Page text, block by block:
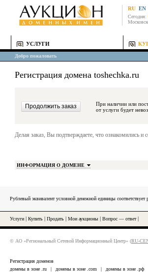
RU EN
Сегодня:
УСЛУГИ
Добро пожаловать
Регистрация домена toshechka.ru
При наличии или
от услуги будет
Делая заказ, Вы подтверждаете, что ознакомились и
ИНФОРМАЦИЯ О ДОМЕНЕ
Рублевый эквивалент условной денежной единицы
Услуги Купить Продать Мои аукционы Вопрос — ответ|
© АО «Региональный Сетевой Информационный Центр» (RU-
Регистрация доменов
домены в зоне .ru
| домены в зоне .com | домены в зоне .рф